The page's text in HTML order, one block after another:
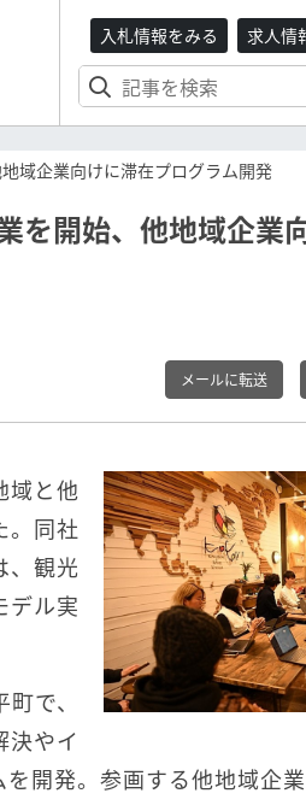
入札情報をみる 求人情
域企業向けに滞在プログラム開発
を開始、他地域企業
メールに転送
域と他
。同社
、観光
デル実
で、
決やイ
開発。参画する他地域企